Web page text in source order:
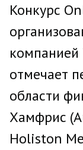
Конкурс
компанией
отмечает
области
Хамфрис
Holiston